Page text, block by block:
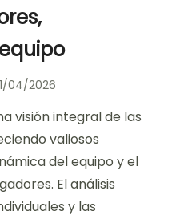
04/2026
visión integral de las
valiosos
del equipo y el
El análisis
y las